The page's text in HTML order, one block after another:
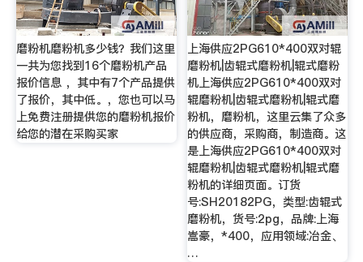
磨粉机磨粉机多少钱？我们这里
一共为您找到16个磨粉机产品
报价信息 ，其中有7个产品提供
了报价，其中低。，您也可以马
上免费注册提供您的磨粉机报价
给您的潜在采购买家
上海供应2PG610*400双对辊
磨粉机|齿辊式磨粉机|辊式磨粉
机上海供应2PG610*400双对
辊磨粉机|齿辊式磨粉机|辊式磨
粉机，磨粉机，这里云集了众多
的供应商，采购商，制造商。这
是上海供应2PG610*400双对
辊磨粉机|齿辊式磨粉机|辊式磨
粉机的详细页面。订货
号:SH20182PG，类型:齿辊式
磨粉机，货号:2pg，品牌:上海
嵩豪，*400，应用领域:冶金、
…